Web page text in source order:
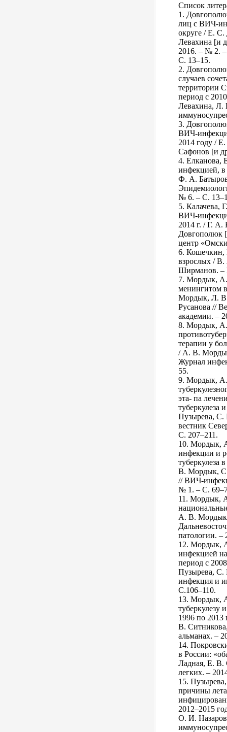
Список
1.
лиц с ВИЧ-
округе / Е.
Левахина [и
2016. – № 2. –
С. 13–15.
2.
случаев
территории
период с
Левахина, Л.
3.
ВИЧ-
2014 году /
Сафонов [и
4. Елканова,
инфекцией, в
Ф. А.
№ 6. – С.
5. Калачева,
ВИЧ-
2014 г. / Г.
Довгополюк
центр
6. Кошечкин,
взрослых /
Ширманов. –
7. Мордык, А.
менингитом
Мордык, Л.
Русанова //
академии. –
8. Мордык,
терапии у
/ А. В.
Журнал
55.
9. Мордык, А.
эта- па
Пузырева, С.
вестник
С. 207–211.
10. Мордык,
инфекции и
туберкулеза
В. Мордык,
// ВИЧ-
№ 1. – С.
11. Мордык,
А. В.
патологии.
12. Мордык,
инфекцией
период с
Пузырева, С.
инфекция и
С.106–110.
13. Мордык,
туберкулезу
1996 по
В.
альманах. –
14.
в России:
Ладная, Е. В.
легких. –
15.
причины
2012–2015
О. И.